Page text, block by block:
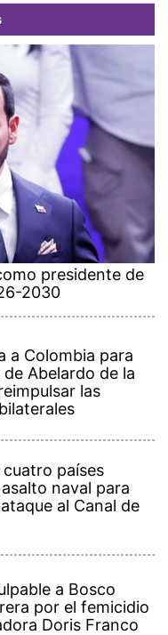
presidente de
2030
a Colombia para
Abelardo de la
las
cuatro países
naval para
al Canal de
a Bosco
por el femicidio
Doris Franco